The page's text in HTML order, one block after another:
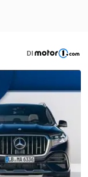
DI